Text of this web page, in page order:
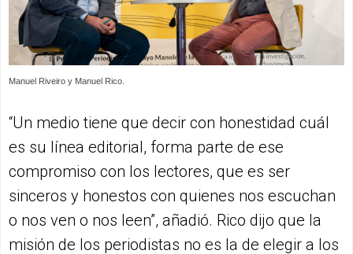
Manuel Riveiro y Manuel Rico.
“Un medio tiene que decir con honestidad cuál
es su línea editorial, forma parte de ese
compromiso con los lectores, que es ser
sinceros y honestos con quienes nos escuchan
o nos ven o nos leen”, añadió. Rico dijo que la
misión de los periodistas no es la de elegir a los